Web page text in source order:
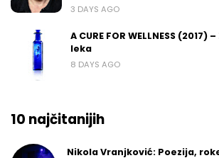
3 DAYS AGO
A CURE FOR WELLNESS
leka
8 DAYS AGO
10 najčitanijih
Nikola Vranjković: Poezija,